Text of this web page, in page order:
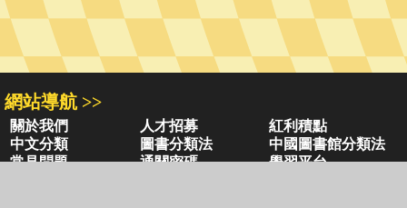
網站導航 >>
關於我們 人才招募
紅利積點
中文分類
圖書分類法
中國圖書館分類法
常見問題
通關密碼
學習平台